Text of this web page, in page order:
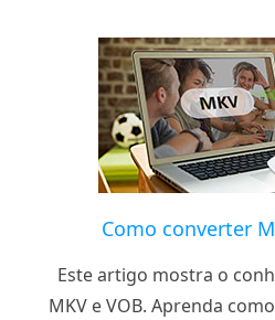
Como converter
Este artigo mostra o
MKV e VOB. Aprenda